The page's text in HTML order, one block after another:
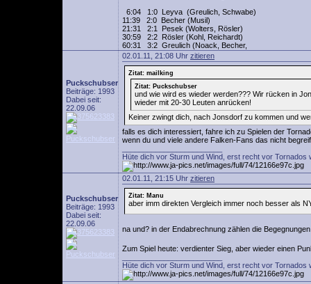
6:04 1:0 Leyva (Greulich, Schwabe)
11:39 2:0 Becher (Musil)
21:31 2:1 Pesek (Wolters, Rösler)
30:59 2:2 Rösler (Kohl, Reichardt)
60:31 3:2 Greulich (Noack, Becher,
Puckschubser
Beiträge: 1993
Dabei seit:
22.09.06
02.01.11, 21:08 Uhr zitieren
Zitat: mailking
Zitat: Puckschubser
und wie wird es wieder werden??? Wir rücken in
wieder mit 20-30 Leuten anrücken!
Keiner zwingt dich, nach Jonsdorf zu kommen und
falls es dich interessiert, fahre ich zu Spielen der
wenn du und viele andere Falken-Fans das nicht
Hüte dich vor Sturm und Wind, erst recht vor Tornados
Puckschubser
Beiträge: 1993
Dabei seit:
22.09.06
02.01.11, 21:15 Uhr zitieren
Zitat: Manu
aber imm direkten Vergleich immer noch besser als
na und? in der Endabrechnung zählen die
Zum Spiel heute: verdienter Sieg, aber wieder einen
Hüte dich vor Sturm und Wind, erst recht vor Tornados